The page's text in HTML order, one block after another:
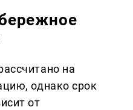
на
однако срок
от